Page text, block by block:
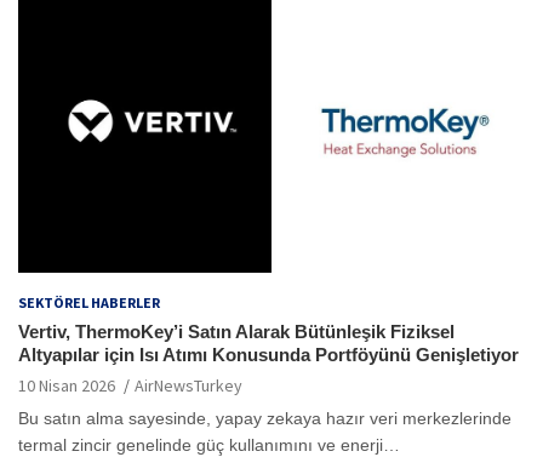
SEKTÖREL HABERLER
Vertiv, ThermoKey’i Satın Alarak Bütünleşik Fiziksel
Altyapılar için Isı Atımı Konusunda Portföyünü Genişletiyor
10 Nisan 2026 AirNewsTurkey
Bu satın alma sayesinde, yapay zekaya hazır veri merkezlerinde
termal zincir genelinde güç kullanımını ve enerji…